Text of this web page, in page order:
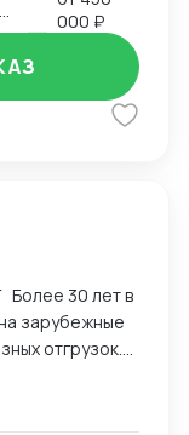
000 ₽
30 лет в
зарубежные
отгрузок.
сибирского